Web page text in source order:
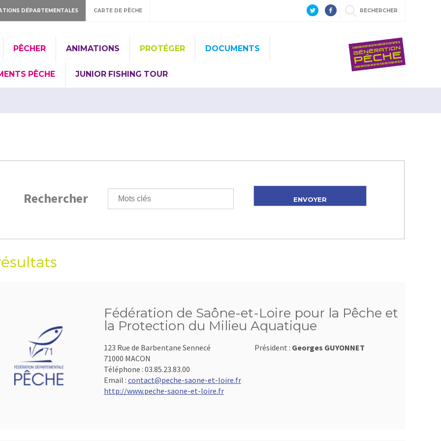
DÉPARTEMENTALES CARTE DE PÊCHE RECHERCHER
PÊCHER ANIMATIONS PROTÉGER DOCUMENTS
PÊCHE JUNIOR FISHING TOUR
Rechercher
Fédération de Saône-et-Loire pour la Pêche et
la Protection du Milieu Aquatique
123 Rue de Barbentane Sennecé
71000 MACON
Téléphone : 03.85.23.83.00
Email : contact@peche-saone-et-loire.fr
http://www.peche-saone-et-loire.fr
Président : Georges GUYONNET